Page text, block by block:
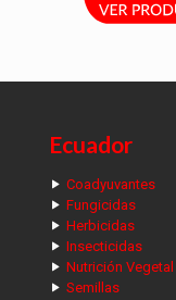
Ecuador
Coadyuvantes
Fungicidas
Herbicidas
Insecticidas
Nutrición Vegetal
Semillas